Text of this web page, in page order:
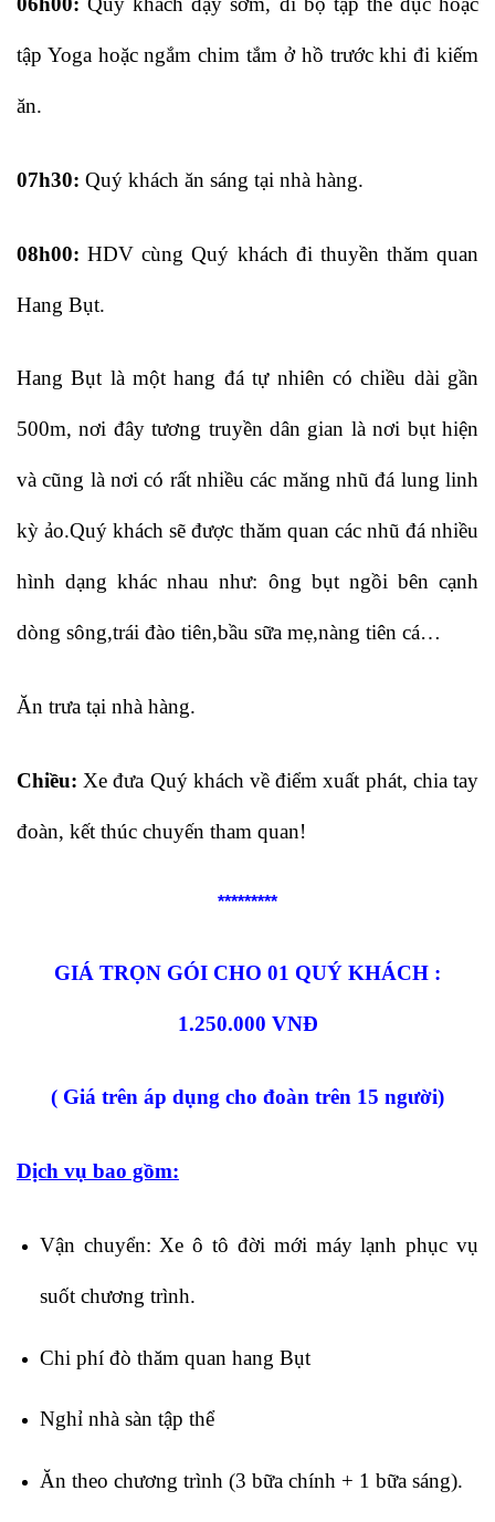
tập Yoga hoặc ngắm chim tắm ở hồ trước khi đi kiếm
ăn.
07h30: Quý khách ăn sáng tại nhà hàng.
08h00: HDV cùng Quý khách đi thuyền thăm quan
Hang Bụt.
Hang Bụt là một hang đá tự nhiên có chiều dài gần
500m, nơi đây tương truyền dân gian là nơi bụt hiện
và cũng là nơi có rất nhiều các măng nhũ đá lung linh
kỳ ảo.Quý khách sẽ được thăm quan các nhũ đá nhiều
hình dạng khác nhau như: ông bụt ngồi bên cạnh
dòng sông,trái đào tiên,bầu sữa mẹ,nàng tiên cá…
Ăn trưa tại nhà hàng.
Chiều: Xe đưa Quý khách về điểm xuất phát, chia tay
đoàn, kết thúc chuyến tham quan!
*********
GIÁ TRỌN GÓI CHO 01 QUÝ KHÁCH :
1.250.000 VNĐ
( Giá trên áp dụng cho đoàn trên 15 người)
Dịch vụ bao gồm:
Vận chuyển: Xe ô tô đời mới máy lạnh phục vụ
suốt chương trình.
Chi phí đò thăm quan hang Bụt
Nghỉ nhà sàn tập thể
Ăn theo chương trình (3 bữa chính + 1 bữa sáng).